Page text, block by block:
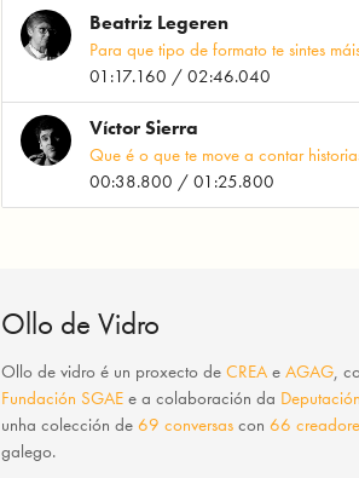
Beatriz Legeren
Para que tipo de formato te sintes
01:17.160 / 02:46.040
Víctor Sierra
Que é o que te move a contar
00:38.800 / 01:25.800
Ollo de Vidro
Ollo de vidro é un proxecto deCREA eAGAG,
Fundación SGAE e a colaboración da
unha colección de69 conversas con66
galego.